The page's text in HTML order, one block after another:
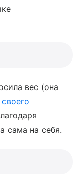
вес (она
сама на себя.